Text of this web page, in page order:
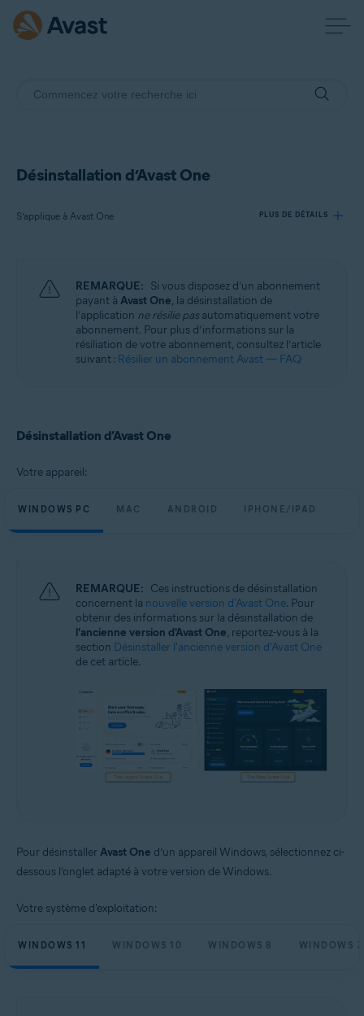
Désinstallation d’Avast One
S’applique à Avast One PLUS DE DÉTAILS
Avast One
Systèmes d'exploitation:
Windows, macOS, Android et iOS
REMARQUE: Si vous disposez d’un abonnement
payant à Avast One, la désinstallation de
l’application ne résilie pasautomatiquement votre
abonnement. Pour plus d’informations sur la
résiliation de votre abonnement, consultez l’article
suivant : Résilier un abonnement Avast — FAQ
Désinstallation d’Avast One
Votre appareil:
WINDOWS PC MAC ANDROID IPHONE/IPAD
REMARQUE: Ces instructions de désinstallation
concernent la nouvelle version d'Avast One. Pour
obtenir des informations sur la désinstallation de
l'ancienne version d'Avast One, reportez-vous à la
section Désinstaller l'ancienne version d'Avast One
de cet article.
Pour désinstallerAvast One d’un appareil Windows, sélectionnez ci-
dessous l’onglet adapté à votre version de Windows.
Votre système d'exploitation:
WINDOWS 11 WINDOWS 10 WINDOWS 8 WINDOWS 7